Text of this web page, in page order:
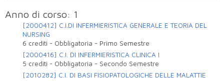
Anno di corso: 1
[2000412] C.I.DI INFERMIERISTICA GENERALE E TEORIA DEL
NURSING
6 crediti - Obbligatoria - Primo Semestre
[2000416] C.I. DI INFERMIERISTICA CLINICA I
5 crediti - Obbligatoria - Secondo Semestre
[2010282] C.I. DI BASI FISIOPATOLOGICHE DELLE MALATTIE